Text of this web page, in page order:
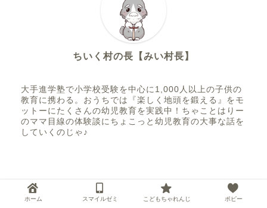
ちいく村の長【みい村長】
大手進学塾で小学校受験を中心に1,000人以上の子供の
教育に携わる。おうちでは『楽しく地頭を鍛える』をモ
ットーにたくさんの幼児教育を実践中！ちゃことはりー
のママ目線の体験談にちょこっと幼児教育の大事な話を
していくのじゃ♪
ホーム スマイルゼミ こどもちゃれんじ ポピー